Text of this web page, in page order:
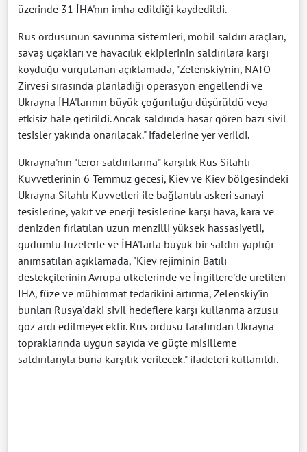
üzerinde 31 İHA'nın imha edildiği kaydedildi.
Rus ordusunun savunma sistemleri, mobil saldırı araçları,
savaş uçakları ve havacılık ekiplerinin saldırılara karşı
koyduğu vurgulanan açıklamada, "Zelenskiy'nin, NATO
Zirvesi sırasında planladığı operasyon engellendi ve
Ukrayna İHA'larının büyük çoğunluğu düşürüldü veya
etkisiz hale getirildi. Ancak saldırıda hasar gören bazı sivil
tesisler yakında onarılacak." ifadelerine yer verildi.
Ukrayna'nın "terör saldırılarına" karşılık Rus Silahlı
Kuvvetlerinin 6 Temmuz gecesi, Kiev ve Kiev bölgesindeki
Ukrayna Silahlı Kuvvetleri ile bağlantılı askeri sanayi
tesislerine, yakıt ve enerji tesislerine karşı hava, kara ve
denizden fırlatılan uzun menzilli yüksek hassasiyetli,
güdümlü füzelerle ve İHA'larla büyük bir saldırı yaptığı
anımsatılan açıklamada, "Kiev rejiminin Batılı
destekçilerinin Avrupa ülkelerinde ve İngiltere'de üretilen
İHA, füze ve mühimmat tedarikini artırma, Zelenskiy'in
bunları Rusya'daki sivil hedeflere karşı kullanma arzusu
göz ardı edilmeyecektir. Rus ordusu tarafından Ukrayna
topraklarında uygun sayıda ve güçte misilleme
saldırılarıyla buna karşılık verilecek." ifadeleri kullanıldı.